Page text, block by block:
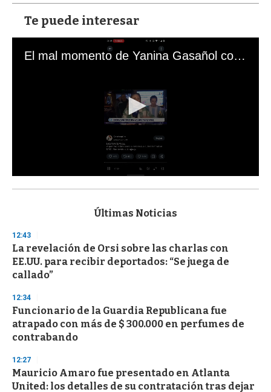
Te puede interesar
El mal momento de Yanina Gasañol con un hincha argentino en "Subrayado"
s
d
s
o
f
3
s
e
c
o
n
Últimas Noticias
12:43
La revelación de Orsi sobre las charlas con
EE.UU. para recibir deportados: “Se juega de
callado”
12:34
Funcionario de la Guardia Republicana fue
atrapado con más de $ 300.000 en perfumes de
contrabando
12:27
Mauricio Amaro fue presentado en Atlanta
United: los detalles de su contratación tras dejar